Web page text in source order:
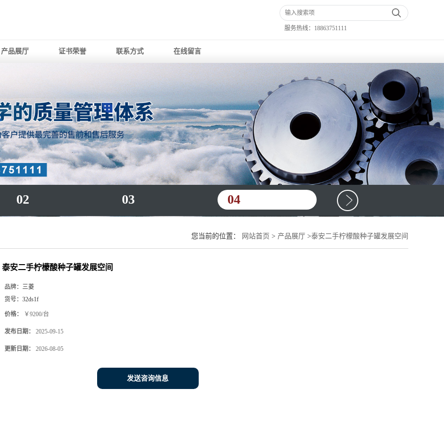
服务热线： 18863751111
产品展厅 证书荣誉 联系方式 在线留言
02 03 04
您当前的位置： 网站首页 > 产品展厅 >泰安二手柠檬酸种子罐发展空间
泰安二手柠檬酸种子罐发展空间
品牌： 三菱
货号： 32ds1f
价格： ￥9200/台
发布日期： 2025-09-15
更新日期： 2026-08-05
发送咨询信息